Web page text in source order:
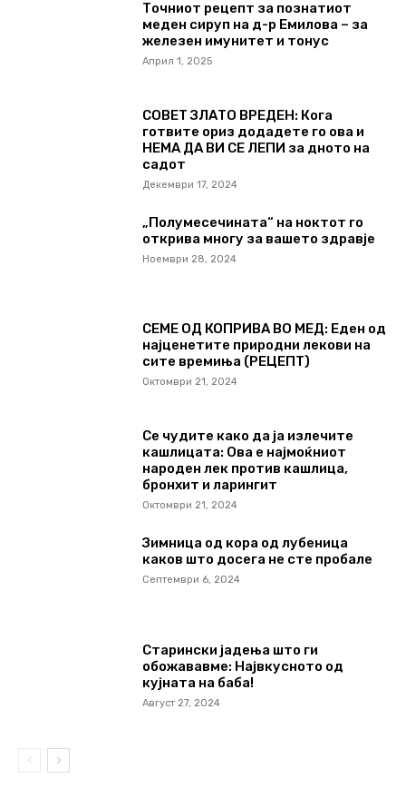
Точниот рецепт за познатиот
меден сируп на д-р Емилова – за
железен имунитет и тонус
Април 1, 2025
СОВЕТ ЗЛАТО ВРЕДЕН: Кога
готвите ориз додадете го ова и
НЕМА ДА ВИ СЕ ЛЕПИ за дното на
садот
Декември 17, 2024
„Полумесечината“ на ноктот го
открива многу за вашето здравје
Ноември 28, 2024
СЕМЕ ОД КОПРИВА ВО МЕД: Еден од
најценетите природни лекови на
сите времиња (РЕЦЕПТ)
Октомври 21, 2024
Се чудите како да ја излечите
кашлицата: Ова е најмоќниот
народен лек против кашлица,
бронхит и ларингит
Октомври 21, 2024
Зимница од кора од лубеница
каков што досега не сте пробале
Септември 6, 2024
Старински јадења што ги
обожававме: Највкусното од
кујната на баба!
Август 27, 2024